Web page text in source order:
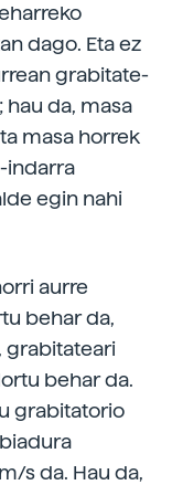
dago. Eta ez
grabitate-
da, masa
masa horrek
indarra
egin nahi
aurre
behar da,
grabitateari
behar da.
grabitatorio
s da. Hau da,